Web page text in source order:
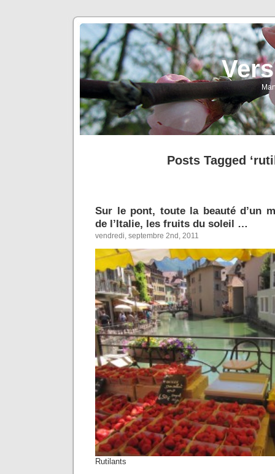
Posts Tagged
Sur le pont, toute la beauté d’un
de l’Italie, les fruits du soleil …
vendredi, septembre 2nd, 2011
Rutilants